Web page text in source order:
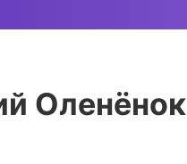
Оленёнок